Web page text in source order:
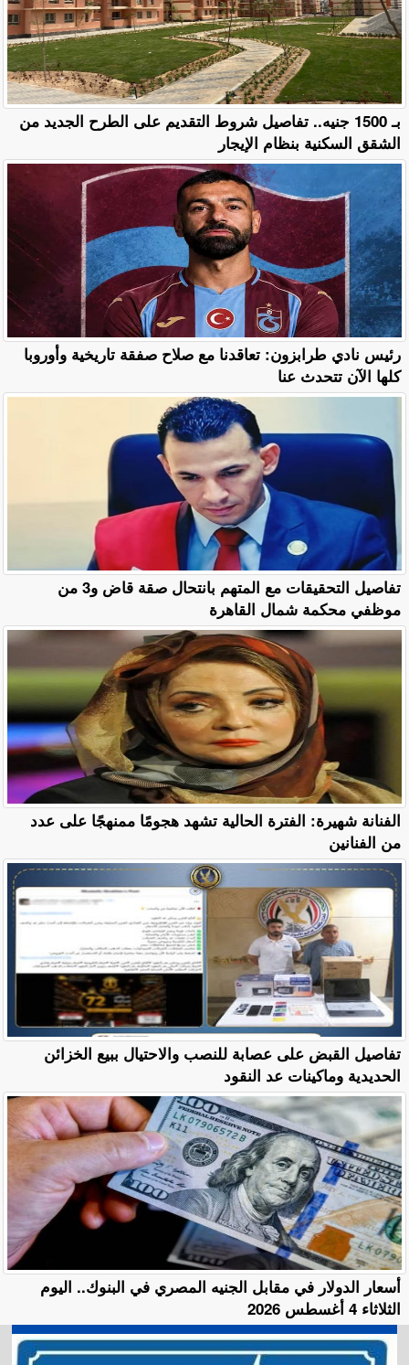
بـ 1500 جنيه.. تفاصيل شروط التقديم على الطرح الجديد من
الشقق السكنية بنظام الإيجار
رئيس نادي طرابزون: تعاقدنا مع صلاح صفقة تاريخية وأوروبا
كلها الآن تتحدث عنا
تفاصيل التحقيقات مع المتهم بانتحال صقة قاض و3 من
موظفي محكمة شمال القاهرة
الفنانة شهيرة: الفترة الحالية تشهد هجومًا ممنهجًا على عدد
من الفنانين
تفاصيل القبض على عصابة للنصب والاحتيال ببيع الخزائن
الحديدية وماكينات عد النقود
أسعار الدولار في مقابل الجنيه المصري في البنوك.. اليوم
الثلاثاء 4 أغسطس 2026